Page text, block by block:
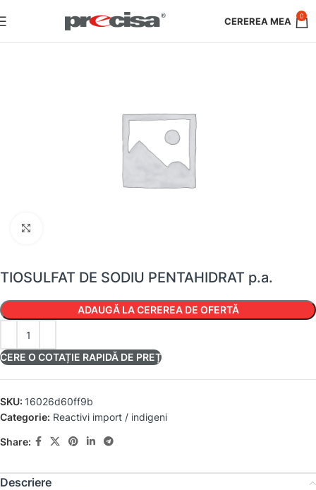
0
TIOSULFAT DE SODIU PENTAHIDRAT p.a.
ADAUGĂ LA CEREREA DE OFERTĂ
CERE O COTAȚIE RAPIDĂ DE PREȚ
SKU: 16026d60ff9b
Categorie: Reactivi import / indigeni
Share:
Descriere